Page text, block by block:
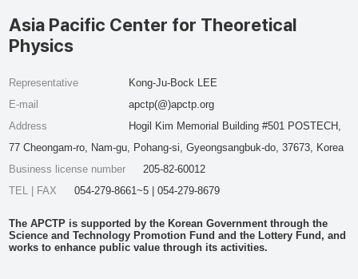
Asia Pacific Center for Theoretical
Physics
Representative
Kong-Ju-Bock LEE
E-mail
apctp(@)apctp.org
Address
Hogil Kim Memorial Building #501 POSTECH,
77 Cheongam-ro, Nam-gu, Pohang-si, Gyeongsangbuk-do, 37673, Korea
Business license number
205-82-60012
TEL | FAX
054-279-8661~5 | 054-279-8679
The APCTP is supported by the Korean Government through the
Science and Technology Promotion Fund and the Lottery Fund, and
works to enhance public value through its activities.